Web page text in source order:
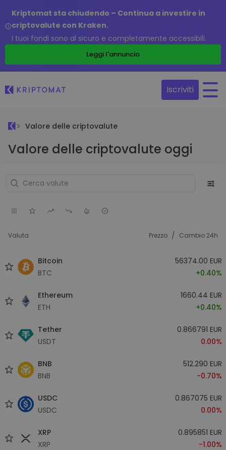
Kriptomat sta chiudendo – Continua a investire in
criptovalute con Kraken.
I tuoi fondi sono al sicuro e completamente accessibili.
Leggi l'annuncio
Iscriviti
Valore delle criptovalute
Valore delle criptovalute oggi
Valuta Prezzo / Cambio 24h
Bitcoin
BTC
56374.00 EUR
+0.40%
Ethereum
ETH
1660.44 EUR
+0.40%
Tether
USDT
0.866791 EUR
0.00%
BNB
BNB
512.290 EUR
-0.70%
USDC
USDC
0.867075 EUR
0.00%
XRP
XRP
0.895851 EUR
-1.00%